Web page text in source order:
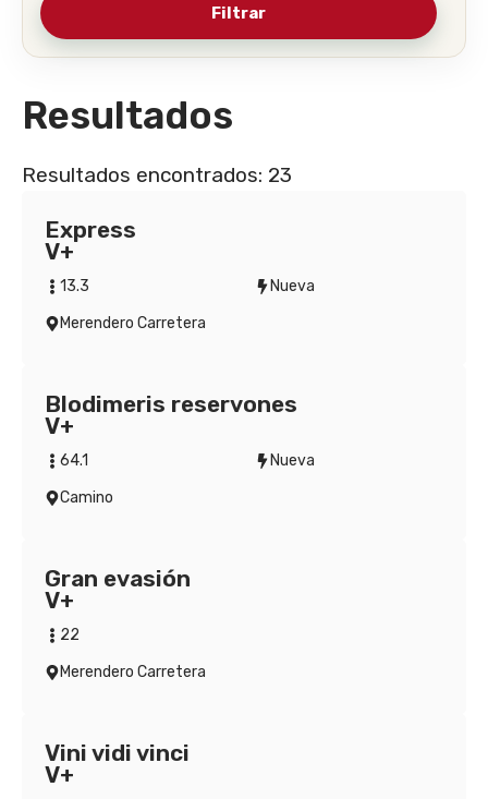
Resultados
Resultados encontrados: 23
Express
V+
13.3
Nueva
Merendero Carretera
Blodimeris reservones
V+
64.1
Nueva
Camino
Gran evasión
V+
22
Merendero Carretera
Vini vidi vinci
V+